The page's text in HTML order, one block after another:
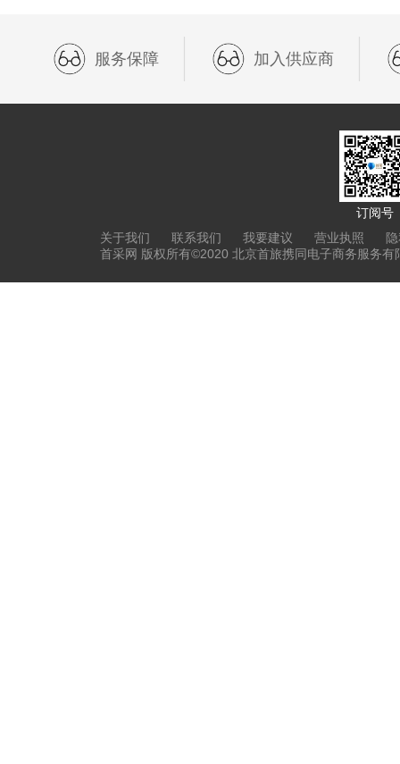
服务保障 加入供应商
订阅号
关于我们
联系我们 我要建议 营业执照
首采网 版权所有©2020 北京首旅携同电子商务服务有